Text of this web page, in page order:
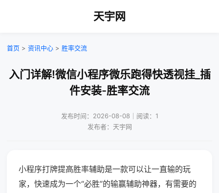
天宇网
首页 > 资讯中心 > 胜率交流
入门详解!微信小程序微乐跑得快透视挂_插
件安装-胜率交流
发布时间：2026-08-08｜阅读：1
发布者：天宇网
小程序打牌提高胜率辅助是一款可以让一直输的玩
家，快速成为一个“必胜”的输赢辅助神器，有需要的